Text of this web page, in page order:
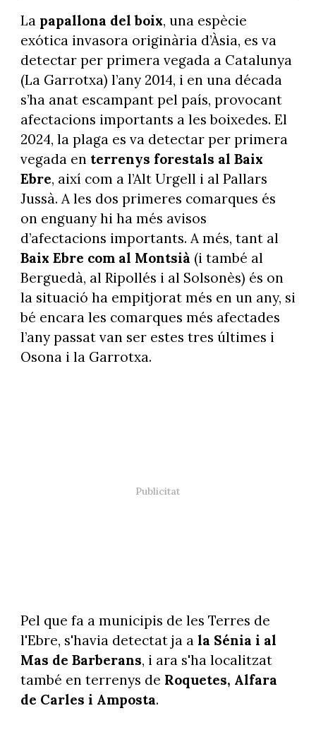
La papallona del boix, una espècie
exótica invasora originària d’Àsia, es va
detectar per primera vegada a Catalunya
(La Garrotxa) l’any 2014, i en una década
s’ha anat escampant pel país, provocant
afectacions importants a les boixedes. El
2024, la plaga es va detectar per primera
vegada en terrenys forestals al Baix
Ebre, així com a l’Alt Urgell i al Pallars
Jussà. A les dos primeres comarques és
on enguany hi ha més avisos
d’afectacions importants. A més, tant al
Baix Ebre com al Montsià (i també al
Berguedà, al Ripollés i al Solsonès) és on
la situació ha empitjorat més en un any, si
bé encara les comarques més afectades
l’any passat van ser estes tres últimes i
Osona i la Garrotxa.
Pel que fa a municipis de les Terres de
l'Ebre, s'havia detectat ja a la Sénia i al
Mas de Barberans, i ara s'ha localitzat
també en terrenys de Roquetes, Alfara
de Carles i Amposta.